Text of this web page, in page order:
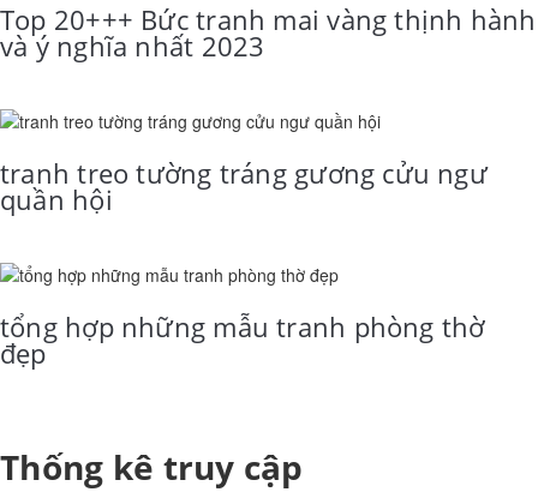
Top 20+++ Bức tranh mai vàng thịnh hành
và ý nghĩa nhất 2023
tranh treo tường tráng gương cửu ngư
quần hội
tổng hợp những mẫu tranh phòng thờ
đẹp
Thống kê truy cập